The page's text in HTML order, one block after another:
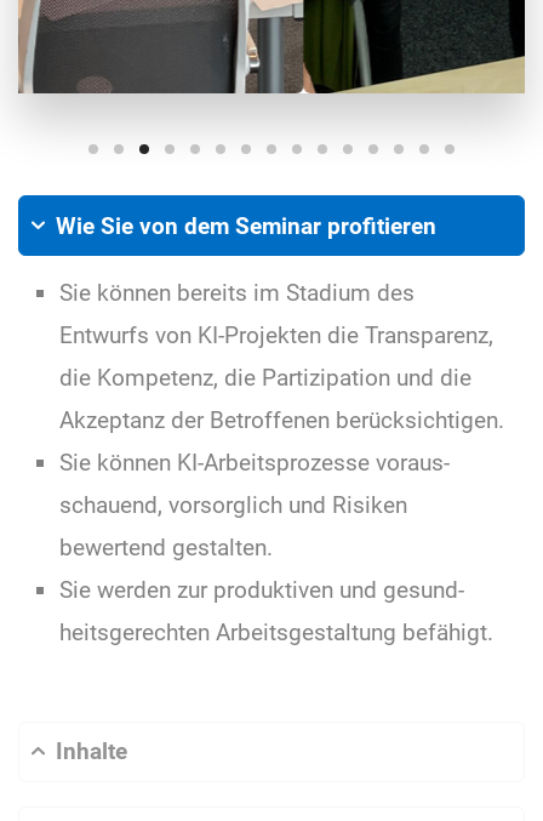
Wie Sie von dem Seminar profitieren
Sie können bereits im Stadium des
Entwurfs von KI-Projekten die Trans­parenz,
die Kompetenz, die Partizi­pation und die
Akzeptanz der Betrof­fenen berücksichtigen.
Sie können KI-Arbeits­prozesse voraus­
schauend, vorsorglich und Risiken
bewertend gestalten.
Sie werden zur produktiven und gesund­
heits­gerechten Arbeits­gestaltung befähigt.
Inhalte